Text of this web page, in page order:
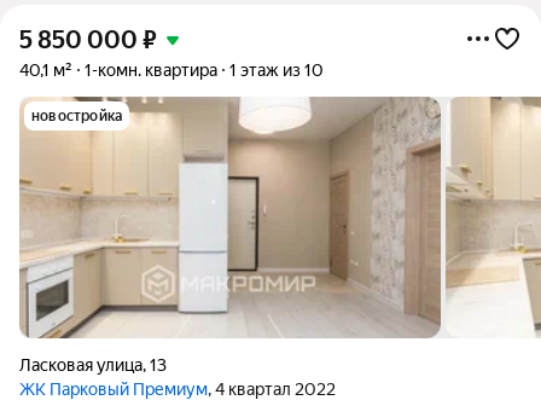
5 850 000 ₽
40,1 м² 1-комн. квартира 1 этаж из 10
новостройка
Ласковая улица,13
ЖК Парковый Премиум, 4 квартал 2022